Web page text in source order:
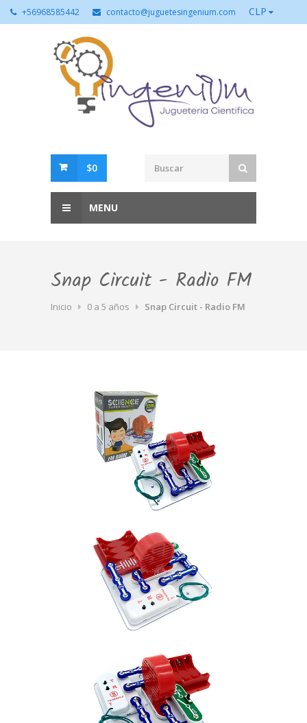
+56968585442 contacto@juguetesingenium.com CLP
$0
MENU
Snap Circuit - Radio FM
Inicio 0 a 5 años Snap Circuit - Radio FM